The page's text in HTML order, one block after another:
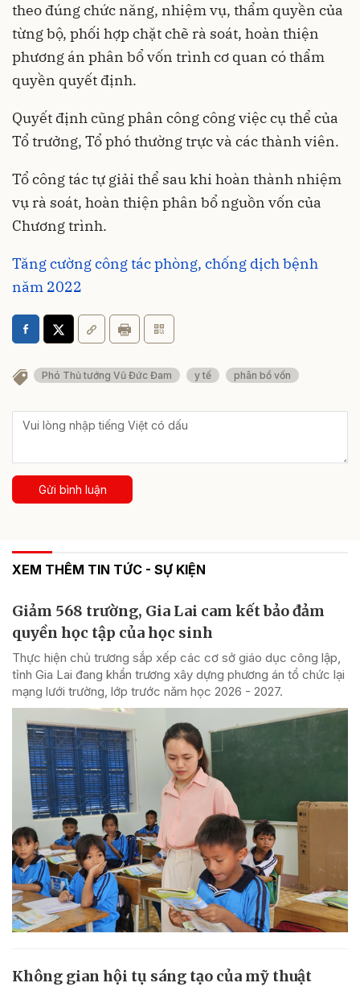
theo đúng chức năng, nhiệm vụ, thẩm quyền của
từng bộ, phối hợp chặt chẽ rà soát, hoàn thiện
phương án phân bổ vốn trình cơ quan có thẩm
quyền quyết định.
Quyết định cũng phân công công việc cụ thể của
Tổ trưởng, Tổ phó thường trực và các thành viên.
Tổ công tác tự giải thể sau khi hoàn thành nhiệm
vụ rà soát, hoàn thiện phân bổ nguồn vốn của
Chương trình.
Tăng cường công tác phòng, chống dịch bệnh
năm 2022
Phó Thủ tướng Vũ Đức Đam y tế phân bổ vốn
Gửi bình luận
XEM THÊM TIN TỨC - SỰ KIỆN
Giảm 568 trường, Gia Lai cam kết bảo đảm
quyền học tập của học sinh
Thực hiện chủ trương sắp xếp các cơ sở giáo dục công lập,
tỉnh Gia Lai đang khẩn trương xây dựng phương án tổ chức lại
mạng lưới trường, lớp trước năm học 2026 - 2027.
Không gian hội tụ sáng tạo của mỹ thuật